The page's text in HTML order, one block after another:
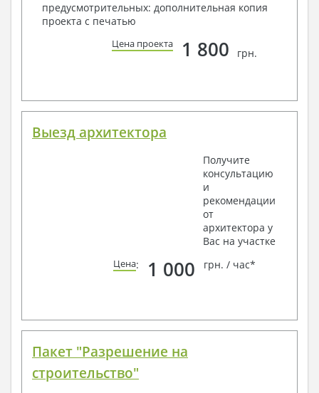
предусмотрительных: дополнительная копия
проекта с печатью
Цена проекта 1 800 грн.
Выезд архитектора
Получите
консультацию
и
рекомендации
от
архитектора у
Вас на участке
Цена: 1 000 грн. / час*
Пакет "Разрешение на
строительство"